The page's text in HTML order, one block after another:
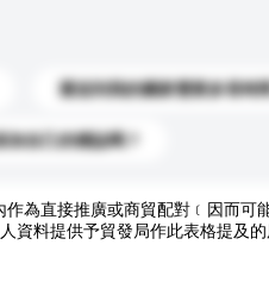
運送到我的國家需要多長時
加自己的標誌嗎？
為直接推廣或商貿配對﹝因而可
資料提供予貿發局作此表格提及的